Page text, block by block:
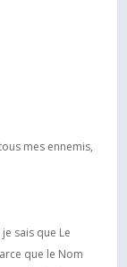
mes ennemis,
sais que Le
que le Nom